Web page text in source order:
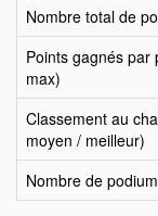
Nombre total de
Points gagnés par
max)
Classement au
moyen / meilleur)
Nombre de